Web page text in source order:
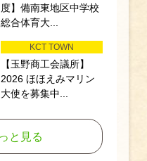
度】備南東地区中学校
総合体育大...
KCT TOWN
【玉野商工会議所】
2026 ほほえみマリン
大使を募集中...
と見る